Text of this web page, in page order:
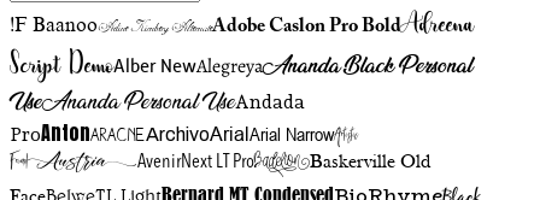
!F BaanooAdine Kirnberg AlternateAdobe Caslon Pro BoldAdreena
Script DemoAlber NewAlegreyaAnanda Black Personal
UseAnanda Personal UseAndada
ProAntonAracneArchivoArialArial NarrowArtistic
FriendAustriaAvenirNext LT ProBadelionBaskerville Old
BelweTL LightBernard MT Condensed